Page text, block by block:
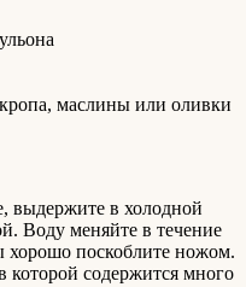
маслины или оливки
выдержите в холодной
Воду меняйте в течение
поскоблите ножом.
которой содержится много